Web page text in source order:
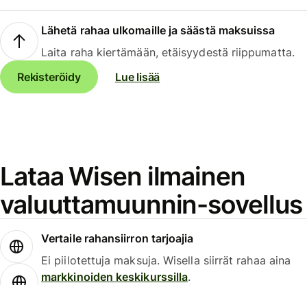
Lähetä rahaa ulkomaille ja säästä maksuissa
Laita raha kiertämään, etäisyydestä riippumatta.
Rekisteröidy
Lue lisää
Lataa Wisen ilmainen
valuuttamuunnin-sovellus
Vertaile rahansiirron tarjoajia
Ei piilotettuja maksuja. Wisella siirrät rahaa aina
markkinoiden keskikurssilla.